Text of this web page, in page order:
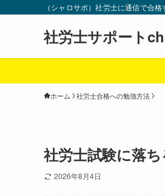
（シャロサポ）社労士に通信で合
社労士サポートch
ホーム 社労士合格への勉強方法
社労士試験に落
2026年8月4日